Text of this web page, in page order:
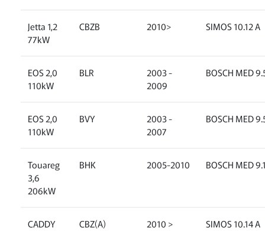
Jetta 1,2
77kW
CBZB 2010> SIMOS 10.12 A
EOS 2,0
110kW
BLR
2003 -
2009
BOSCH MED
EOS 2,0
110kW
BVY
2003 -
2007
BOSCH MED
Touareg
3,6
206kW
BHK 2005-2010 BOSCH MED
CADDY
CBZ(A) 2010 > SIMOS 10.14 A